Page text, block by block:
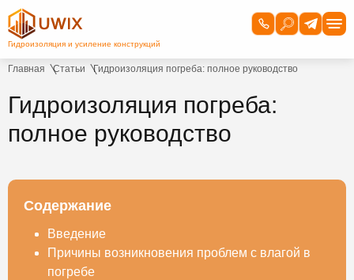
Главная Статьи Гидроизоляция погреба: полное руководство
Гидроизоляция погреба:
полное руководство
Содержание
Введение
Причины возникновения проблем с влагой в
погребе